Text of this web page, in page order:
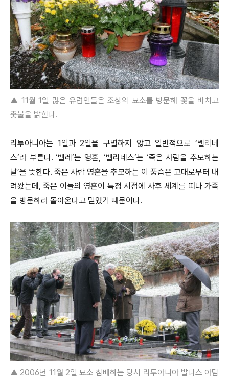
▲ 11월 1일 많은 유럽인들은 조상의 묘소를 방문해 꽃을 바치고
촛불을 밝힌다.
리투아니아는 1일과 2일을 구별하지 않고 일반적으로 ‘벨리네
스’라 부른다. ‘벨레’는 영혼, ‘벨리네스’는 ‘죽은 사람을 추모하는
날’을 뜻한다. 죽은 사람 영혼을 추모하는 이 풍습은 고대로부터 내
려왔는데, 죽은 이들의 영혼이 특정 시점에 사후 세계를 떠나 가족
을 방문하러 돌아온다고 믿었기 때문이다.
▲ 2006년 11월 2일 묘소 참배하는 당시 리투아니아 발다스 아담